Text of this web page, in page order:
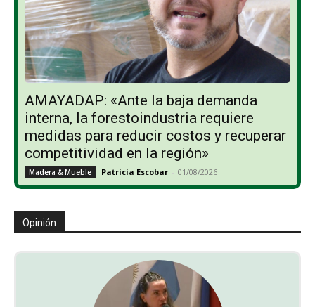
AMAYADAP: «Ante la baja demanda
interna, la forestoindustria requiere
medidas para reducir costos y recuperar
competitividad en la región»
Madera & Mueble Patricia Escobar - 01/08/2026
Opinión